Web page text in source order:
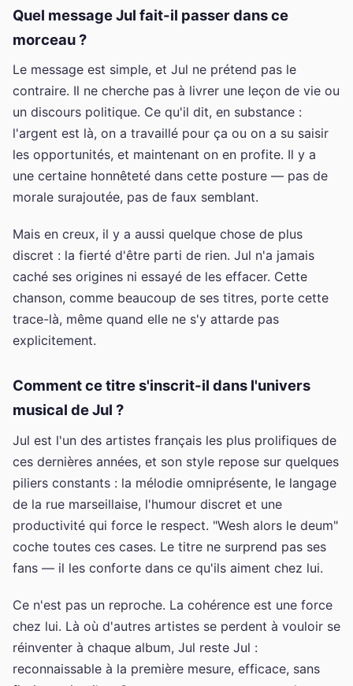
Quel message Jul fait-il passer dans ce
morceau ?
Le message est simple, et Jul ne prétend pas le
contraire. Il ne cherche pas à livrer une leçon de vie ou
un discours politique. Ce qu'il dit, en substance :
l'argent est là, on a travaillé pour ça ou on a su saisir
les opportunités, et maintenant on en profite. Il y a
une certaine honnêteté dans cette posture — pas de
morale surajoutée, pas de faux semblant.
Mais en creux, il y a aussi quelque chose de plus
discret : la fierté d'être parti de rien. Jul n'a jamais
caché ses origines ni essayé de les effacer. Cette
chanson, comme beaucoup de ses titres, porte cette
trace-là, même quand elle ne s'y attarde pas
explicitement.
Comment ce titre s'inscrit-il dans l'univers
musical de Jul ?
Jul est l'un des artistes français les plus prolifiques de
ces dernières années, et son style repose sur quelques
piliers constants : la mélodie omniprésente, le langage
de la rue marseillaise, l'humour discret et une
productivité qui force le respect. "Wesh alors le deum"
coche toutes ces cases. Le titre ne surprend pas ses
fans — il les conforte dans ce qu'ils aiment chez lui.
Ce n'est pas un reproche. La cohérence est une force
chez lui. Là où d'autres artistes se perdent à vouloir se
réinventer à chaque album, Jul reste Jul :
reconnaissable à la première mesure, efficace, sans